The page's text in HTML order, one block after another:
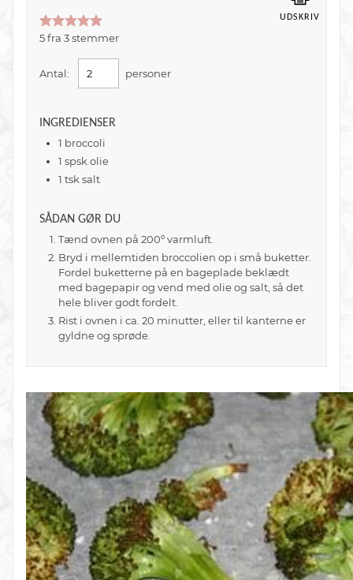
UDSKRIV
5fra 3stemmer
Antal: personer
INGREDIENSER
1 broccoli
1 spsk olie
1 tsk salt
SÅDAN GØR DU
Tænd ovnen på 200º varmluft.
Bryd i mellemtiden broccolien op i små buketter.
Fordel buketterne på en bageplade beklædt
med bagepapir og vend med olie og salt, så det
hele bliver godt fordelt.
Rist i ovnen i ca. 20 minutter, eller til kanterne er
gyldne og sprøde.